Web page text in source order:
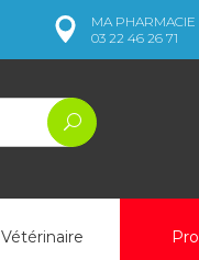
MAPHARMACIE
03 22 46 26 71
Vétérinaire